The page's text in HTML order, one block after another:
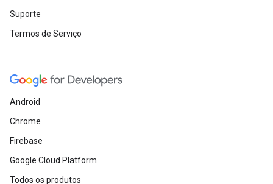
Suporte
Termos de Serviço
Android
Chrome
Firebase
Google Cloud Platform
Todos os produtos